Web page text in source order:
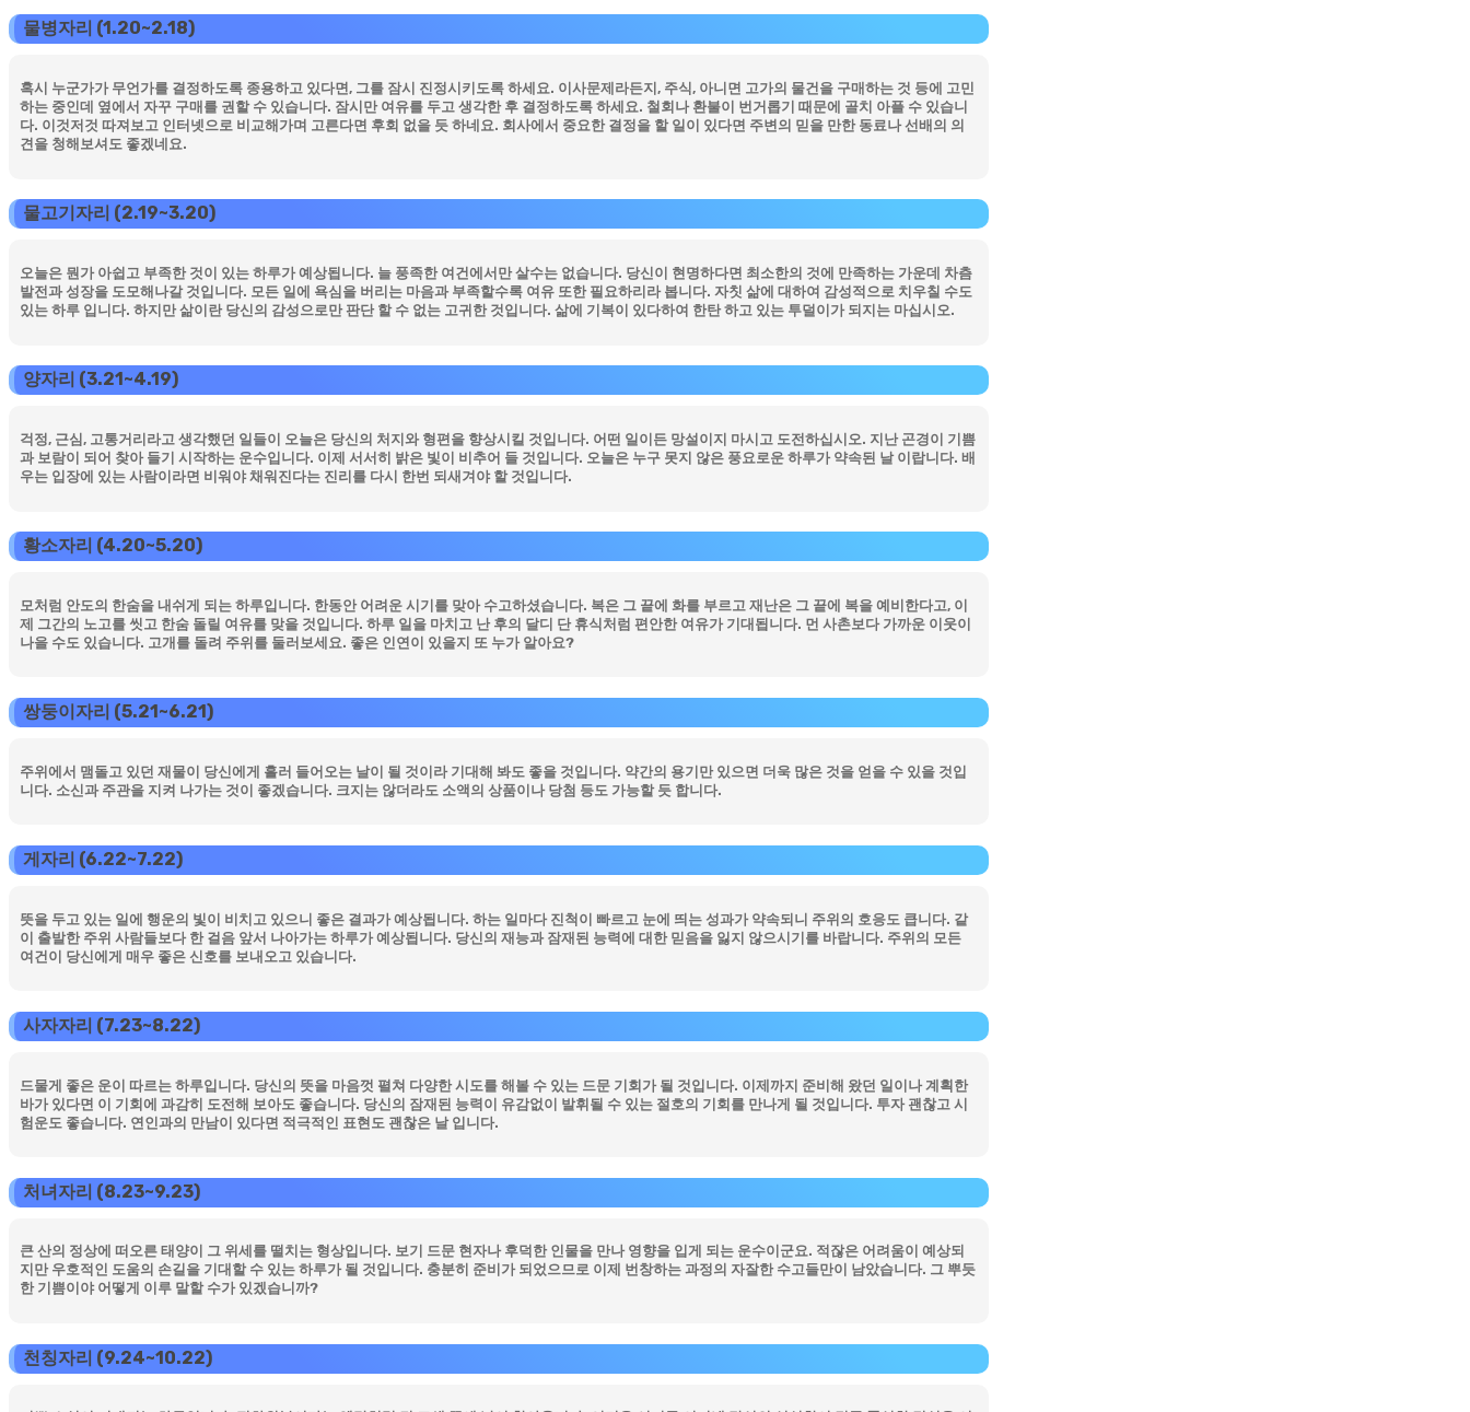
물병자리 (1.20~2.18)
혹시 누군가가 무언가를 결정하도록 종용하고 있다면, 그를 잠시 진정시키도록 하세요. 이사문제라든지, 주식, 아니면 고가의 물건을 구매하는 것 등에 고민
하는 중인데 옆에서 자꾸 구매를 권할 수 있습니다. 잠시만 여유를 두고 생각한 후 결정하도록 하세요. 철회나 환불이 번거롭기 때문에 골치 아플 수 있습니
다. 이것저것 따져보고 인터넷으로 비교해가며 고른다면 후회 없을 듯 하네요. 회사에서 중요한 결정을 할 일이 있다면 주변의 믿을 만한 동료나 선배의 의
견을 청해보셔도 좋겠네요.
물고기자리 (2.19~3.20)
오늘은 뭔가 아쉽고 부족한 것이 있는 하루가 예상됩니다. 늘 풍족한 여건에서만 살수는 없습니다. 당신이 현명하다면 최소한의 것에 만족하는 가운데 차츰
발전과 성장을 도모해나갈 것입니다. 모든 일에 욕심을 버리는 마음과 부족할수록 여유 또한 필요하리라 봅니다. 자칫 삶에 대하여 감성적으로 치우칠 수도
있는 하루 입니다. 하지만 삶이란 당신의 감성으로만 판단 할 수 없는 고귀한 것입니다. 삶에 기복이 있다하여 한탄 하고 있는 투덜이가 되지는 마십시오.
양자리 (3.21~4.19)
걱정, 근심, 고통거리라고 생각했던 일들이 오늘은 당신의 처지와 형편을 향상시킬 것입니다. 어떤 일이든 망설이지 마시고 도전하십시오. 지난 곤경이 기쁨
과 보람이 되어 찾아 들기 시작하는 운수입니다. 이제 서서히 밝은 빛이 비추어 들 것입니다. 오늘은 누구 못지 않은 풍요로운 하루가 약속된 날 이랍니다. 배
우는 입장에 있는 사람이라면 비워야 채워진다는 진리를 다시 한번 되새겨야 할 것입니다.
황소자리 (4.20~5.20)
모처럼 안도의 한숨을 내쉬게 되는 하루입니다. 한동안 어려운 시기를 맞아 수고하셨습니다. 복은 그 끝에 화를 부르고 재난은 그 끝에 복을 예비한다고, 이
제 그간의 노고를 씻고 한숨 돌릴 여유를 맞을 것입니다. 하루 일을 마치고 난 후의 달디 단 휴식처럼 편안한 여유가 기대됩니다. 먼 사촌보다 가까운 이웃이
나을 수도 있습니다. 고개를 돌려 주위를 둘러보세요. 좋은 인연이 있을지 또 누가 알아요?
쌍둥이자리 (5.21~6.21)
주위에서 맴돌고 있던 재물이 당신에게 흘러 들어오는 날이 될 것이라 기대해 봐도 좋을 것입니다. 약간의 용기만 있으면 더욱 많은 것을 얻을 수 있을 것입
니다. 소신과 주관을 지켜 나가는 것이 좋겠습니다. 크지는 않더라도 소액의 상품이나 당첨 등도 가능할 듯 합니다.
게자리 (6.22~7.22)
뜻을 두고 있는 일에 행운의 빛이 비치고 있으니 좋은 결과가 예상됩니다. 하는 일마다 진척이 빠르고 눈에 띄는 성과가 약속되니 주위의 호응도 큽니다. 같
이 출발한 주위 사람들보다 한 걸음 앞서 나아가는 하루가 예상됩니다. 당신의 재능과 잠재된 능력에 대한 믿음을 잃지 않으시기를 바랍니다. 주위의 모든
여건이 당신에게 매우 좋은 신호를 보내오고 있습니다.
사자자리 (7.23~8.22)
드물게 좋은 운이 따르는 하루입니다. 당신의 뜻을 마음껏 펼쳐 다양한 시도를 해볼 수 있는 드문 기회가 될 것입니다. 이제까지 준비해 왔던 일이나 계획한
바가 있다면 이 기회에 과감히 도전해 보아도 좋습니다. 당신의 잠재된 능력이 유감없이 발휘될 수 있는 절호의 기회를 만나게 될 것입니다. 투자 괜찮고 시
험운도 좋습니다. 연인과의 만남이 있다면 적극적인 표현도 괜찮은 날 입니다.
처녀자리 (8.23~9.23)
큰 산의 정상에 떠오른 태양이 그 위세를 떨치는 형상입니다. 보기 드문 현자나 후덕한 인물을 만나 영향을 입게 되는 운수이군요. 적잖은 어려움이 예상되
지만 우호적인 도움의 손길을 기대할 수 있는 하루가 될 것입니다. 충분히 준비가 되었으므로 이제 번창하는 과정의 자잘한 수고들만이 남았습니다. 그 뿌듯
한 기쁨이야 어떻게 이루 말할 수가 있겠습니까?
천칭자리 (9.24~10.22)